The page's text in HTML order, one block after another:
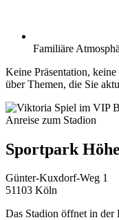
Familiäre
Keine Präsentation,
über Themen, die Sie
Anreise zum Stadion
Sportpark
Günter-Kuxdorf-Weg 1
51103 Köln
Das Stadion öffnet in